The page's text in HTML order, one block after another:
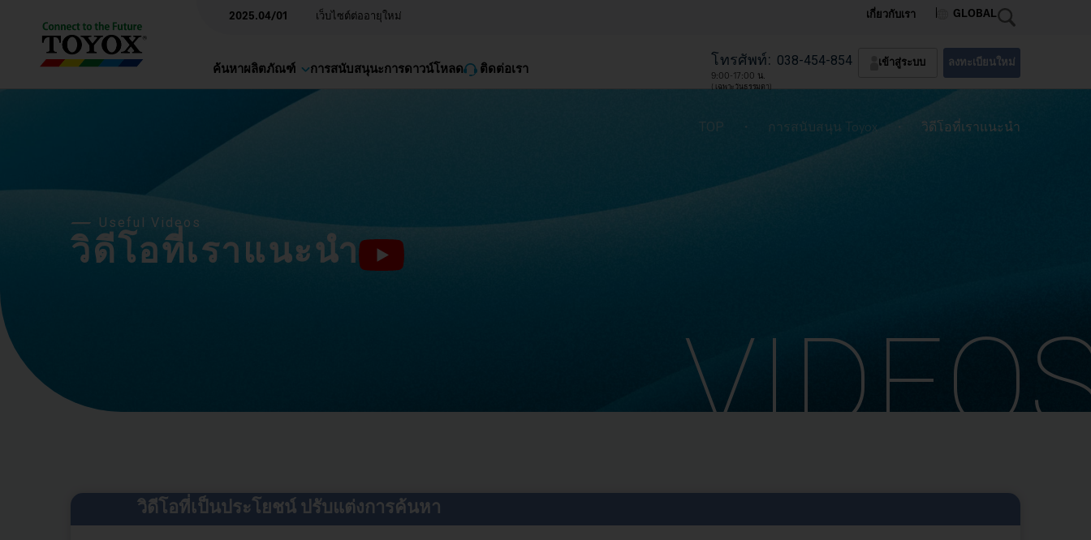
2025.04/01 เว็บไซต์ต่ออายุใหม่ เกี่ยวกับเรา GLOBAL
ค้นหาผลิตภัณฑ์ การสนับสนุนะการดาวน์โหลด ติดต่อเรา
โทรศัพท์: 038-454-854
9:00-17:00 น.
( เฉพาะวันธรรมดา)
เข้าสู่ระบบ ลงทะเบียนใหม่
TOP ・ การสนับสนุน Toyox วิดีโอที่เราแนะนำ
Useful Videos
วิดีโอที่เราแนะนำ
วิดีโอที่เป็นประโยชน์ ปรับแต่งการค้นหา